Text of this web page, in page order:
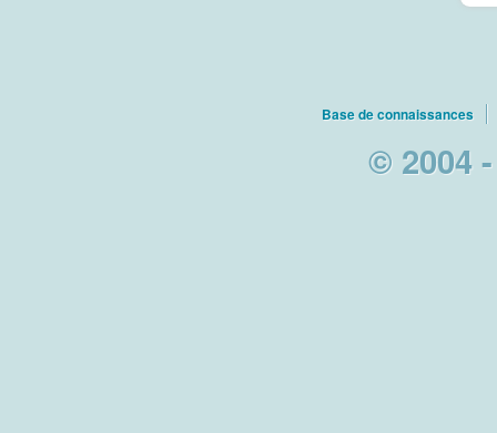
Base de connaissances
© 2004